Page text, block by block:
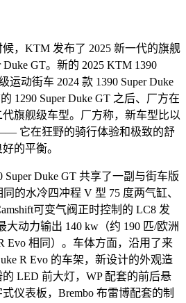
KTM 发布了 2025 新一代的旗舰
GT。新的 2025 KTM 1390
运动街车 2024 款 1390 Super Duke
1290 Super Duke GT 之后、厂方在
旗舰级车型。厂方称，新车型比以
它在狂野的骑行体验和极致的舒
的平衡。
Duke GT 共享了一副与街车版
同的水冷四冲程 V 型 75 度两气缸、
可变气阀正时控制的 LC8 发
大动力输出 140 kw（约 190 匹/欧洲
Evo 相同）。车体方面，沿用了来
R Evo 的车架，新设计的外观造
LED 前大灯，WP 配套的前后悬
仪表板，Brembo 布雷博配套的制